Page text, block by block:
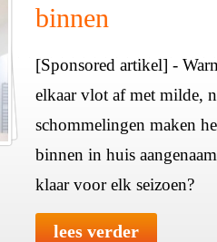
binnen
[Sponsored artikel] -
elkaar vlot af met milde,
schommelingen maken
binnen in huis
klaar voor elk seizoen?
lees verder